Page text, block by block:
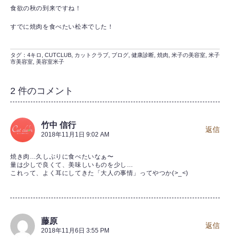
食欲の秋の到来ですね！
すでに焼肉を食べたい松本でした！
タグ： 4キロ CUTCLUB カットクラブ ブログ 健康診断 焼肉 米子の美容室 米子
市美容室 美容室米子
2 件のコメント
竹中 信行
2018年11月1日 9:02 AM
焼き肉…久しぶりに食べたいなぁ〜
量は少しで良くて、美味しいものを少し…
これって、よく耳にしてきた「大人の事情」ってやつか(>_<)
返信
藤原
2018年11月6日 3:55 PM
返信